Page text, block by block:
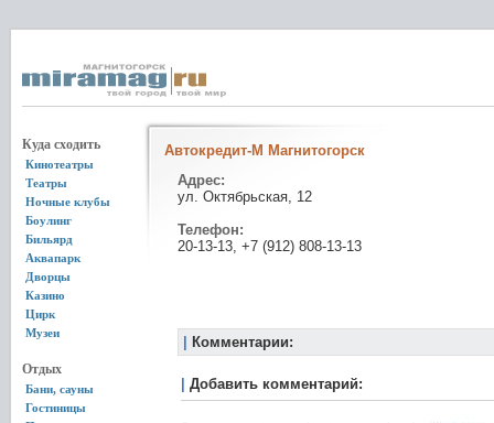
Куда сходить
Кинотеатры
Театры
Ночные клубы
Боулинг
Бильярд
Аквапарк
Дворцы
Казино
Цирк
Музеи
Отдых
Бани, сауны
Гостиницы
Автокредит-М Магнитогорск
Адрес:
ул. Октябрьская, 12
Телефон:
20-13-13, +7 (912) 808-13-13
Комментарии:
Добавить комментарий: